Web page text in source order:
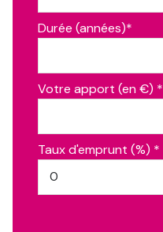
Durée (années)*
Votre apport (en €) *
Taux d'emprunt (%) *